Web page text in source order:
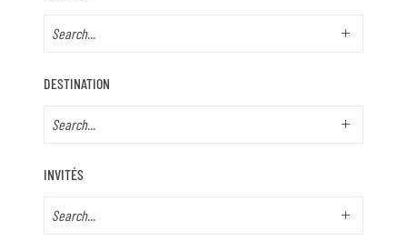
DESTINATION
INVITÉS